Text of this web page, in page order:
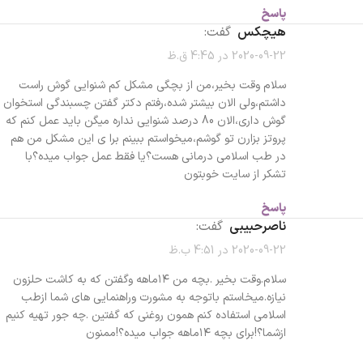
پاسخ
هیچکس گفت:
2020-09-22 در 4:45 ق.ظ
سلام وقت بخیر،من از بچگی مشکل کم شنوایی گوش راست
داشتم،ولی الان بیشتر شده،رفتم دکتر گفتن چسبندگی استخوان
گوش داری،الان 80 درصد شنوایی نداره میگن باید عمل کنم که
پروتز بزارن تو گوشم،میخواستم ببینم برا ی این مشکل من هم
در طب اسلامی درمانی هست؟یا فقط عمل جواب میده؟با
تشکر از سایت خوبتون
پاسخ
ناصرحبیبی گفت:
2020-09-22 در 4:51 ب.ظ
سلام.وقت بخیر .بچه من ۱۴ماهه وگفتن که به کاشت حلزون
نیازه.میخاستم باتوجه به مشورت وراهنمایی های شما ازطب
اسلامی استفاده کنم همون روغنی که گفتین .چه جور تهیه کنیم
ازشما؟!برای بچه ۱۴ماهه جواب میده؟!ممنون